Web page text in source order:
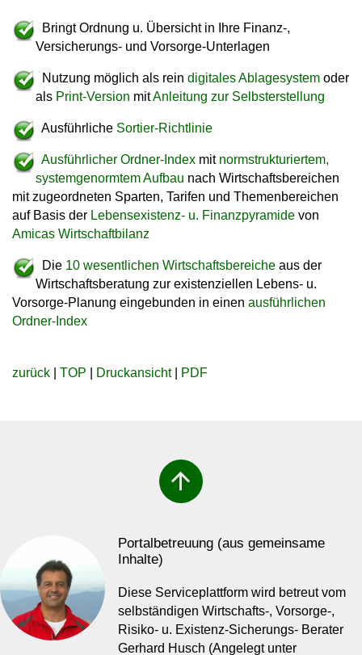
Bringt Ordnung u. Übersicht in Ihre Finanz-,
Versicherungs- und Vorsorge-Unterlagen
Nutzung möglich als rein digitales Ablagesystem oder
als Print-Version mitAnleitung zur Selbsterstellung
Ausführliche Sortier-Richtlinie
Ausführlicher Ordner-Index mit normstrukturiertem,
systemgenormtem Aufbau nach Wirtschaftsbereichen
mit zugeordneten Sparten, Tarifen und Themenbereichen
auf Basis der Lebensexistenz- u. Finanzpyramide von
Amicas Wirtschaftbilanz
Die 10 wesentlichen Wirtschaftsbereiche aus der
Wirtschaftsberatung zur existenziellen Lebens- u.
Vorsorge-Planung eingebunden in einen ausführlichen
Ordner-Index
zurück TOP Druckansicht| PDF
arrow_upward
Portalbetreuung (aus gemeinsame
Inhalte)
Diese Serviceplattform wird betreut vom
selbständigen Wirtschafts-, Vorsorge-,
Risiko- u. Existenz-Sicherungs- Berater
Gerhard Husch (Angelegt unter